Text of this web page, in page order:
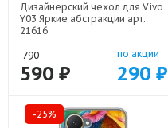
Дизайнерский чехол для Vivo
Y03 Яркие абстракции арт:
21616
790
590 ₽
по акции
290 ₽
-25%